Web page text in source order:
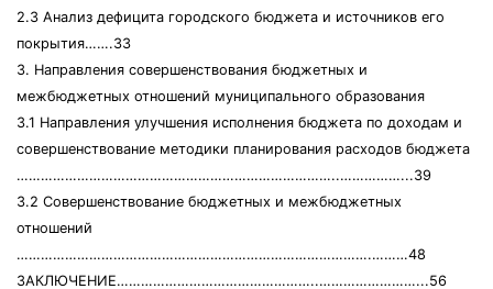
2.3 Анализ дефицита городского бюджета и источников его
покрытия…….33
3. Направления совершенствования бюджетных и
межбюджетных отношений муниципального образования
3.1 Направления улучшения исполнения бюджета по доходам и
совершенствование методики планирования расходов бюджета
……………………………………………………………………..……………...39
3.2 Совершенствование бюджетных и межбюджетных
отношений
…………………………………………………………………………….………48
ЗАКЛЮЧЕНИЕ…………………………………………..……………………...56